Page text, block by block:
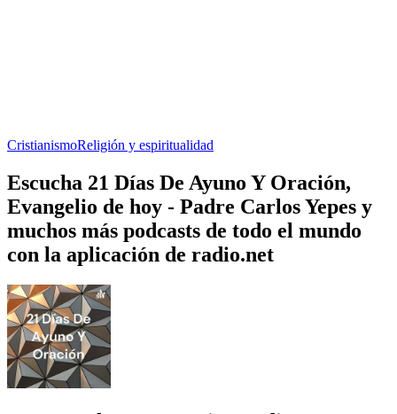
CristianismoReligión y espiritualidad
Escucha 21 Días De Ayuno Y Oración,
Evangelio de hoy - Padre Carlos Yepes y
muchos más podcasts de todo el mundo
con la aplicación de radio.net